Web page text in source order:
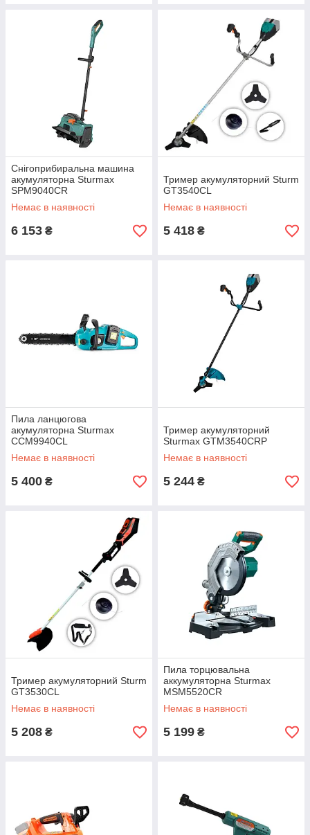
Снігоприбиральна машина
акумуляторна Sturmax
SPM9040CR
Немає в наявності
6 153 ₴
Тример акумуляторний Sturm
GT3540CL
Немає в наявності
5 418 ₴
Пила ланцюгова
акумуляторна Sturmax
CCM9940CL
Немає в наявності
5 400 ₴
Тример акумуляторний
Sturmax GTM3540CRP
Немає в наявності
5 244 ₴
Тример акумуляторний Sturm
GT3530CL
Немає в наявності
5 208 ₴
Пила торцювальна
аккумуляторна Sturmax
MSM5520CR
Немає в наявності
5 199 ₴